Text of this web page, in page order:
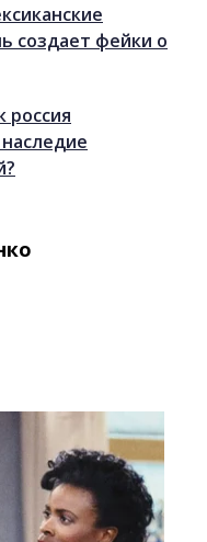
создает фейки о
россия